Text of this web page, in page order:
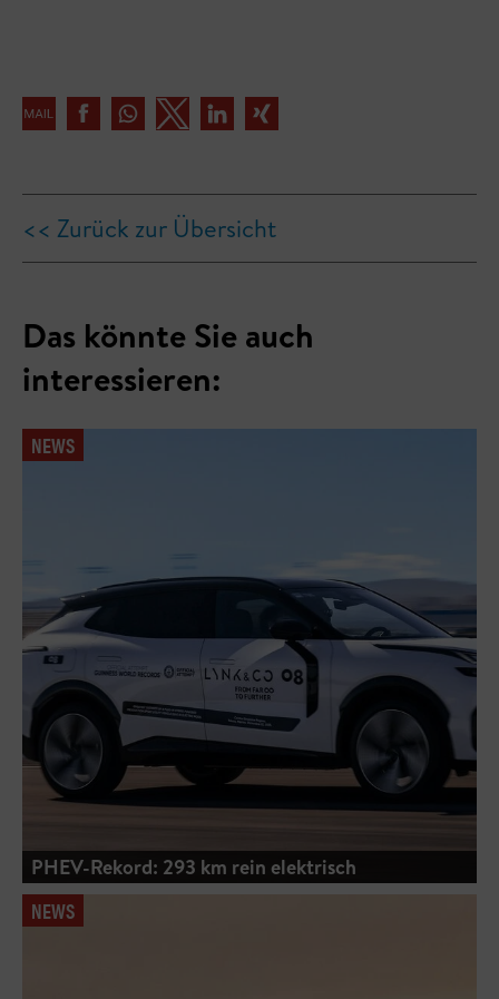
<< Zurück zur Übersicht
Das könnte Sie auch
interessieren:
NEWS
PHEV-Rekord: 293 km rein elektrisch
NEWS